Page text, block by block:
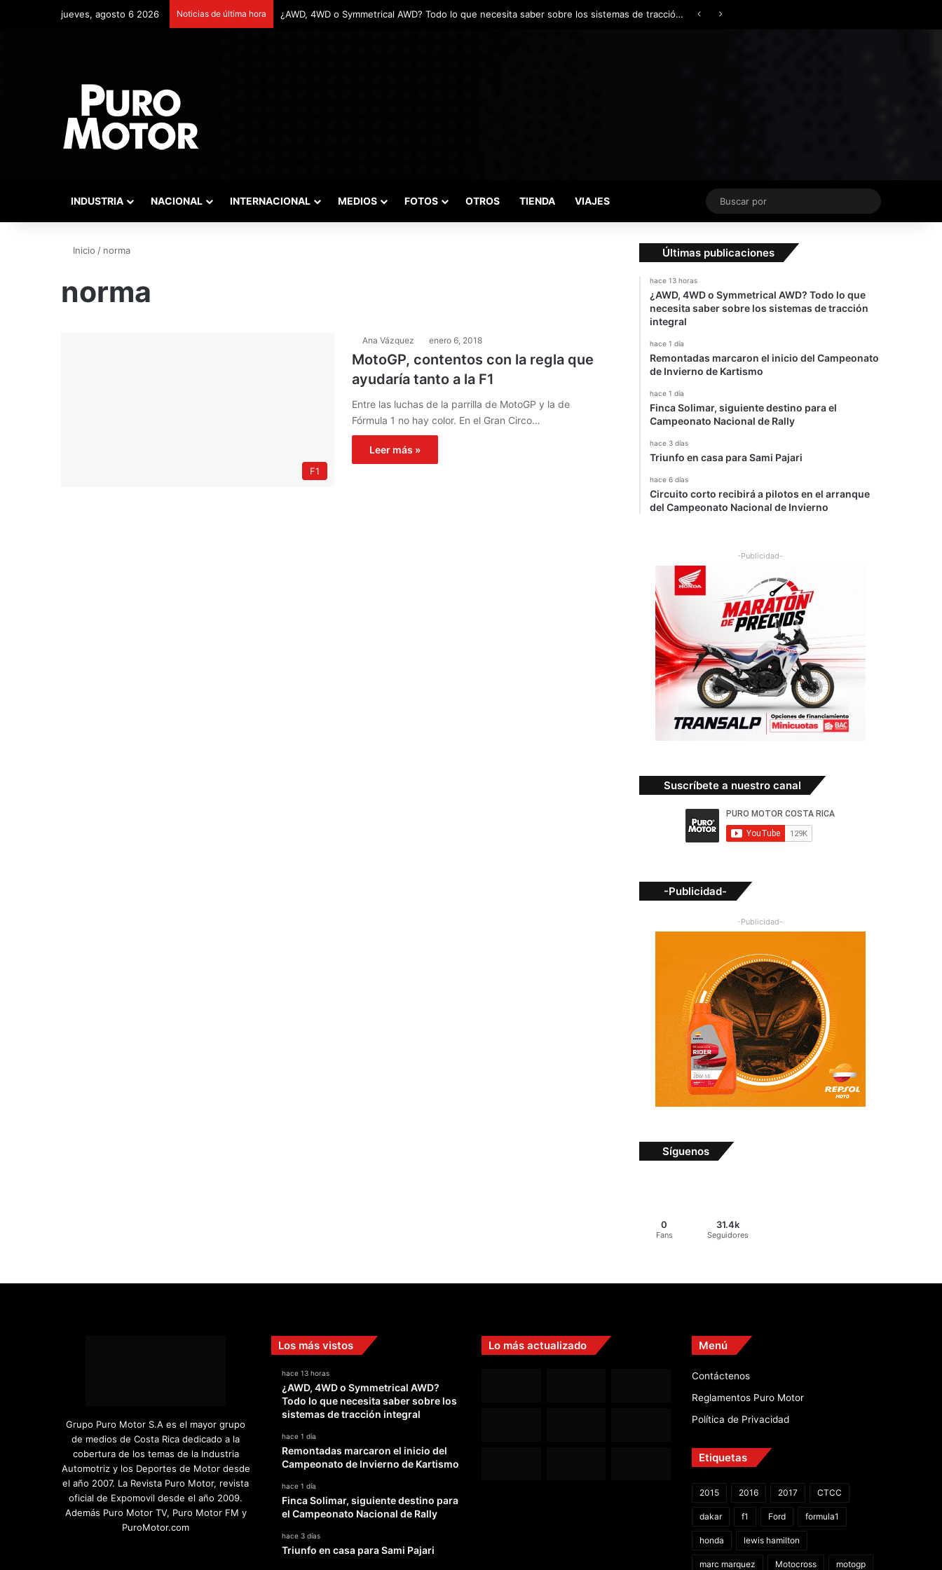
jueves, agosto 6 2026 Noticias de última hora ¿AWD, 4WD o Symmetrical AWD? Todo lo que necesita saber sobre los sistemas de tracción integral
INDUSTRIA NACIONAL INTERNACIONAL MEDIOS FOTOS OTROS TIENDA VIAJES
Buscar
por
Inicio / norma
norma
F1
Ana Vázquez enero 6, 2018
MotoGP, contentos con la regla que
ayudaría tanto a la F1
Entre las luchas de la parrilla de MotoGP y la de
Fórmula 1 no hay color. En el Gran Circo…
Leer más »
Últimas publicaciones
hace 13 horas
¿AWD, 4WD o Symmetrical AWD? Todo lo que
necesita saber sobre los sistemas de tracción
integral
hace 1 día
Remontadas marcaron el inicio del Campeonato
de Invierno de Kartismo
hace 1 día
Finca Solimar, siguiente destino para el
Campeonato Nacional de Rally
hace 3 días
Triunfo en casa para Sami Pajari
hace 6 días
Circuito corto recibirá a pilotos en el arranque
del Campeonato Nacional de Invierno
-Publicidad-
Suscríbete a nuestro canal
-Publicidad-
-Publicidad-
Síguenos
0
Fans
31.4k
Seguidores
Grupo Puro Motor S.A es el mayor grupo
de medios de Costa Rica dedicado a la
cobertura de los temas de la Industria
Automotriz y los Deportes de Motor desde
el año 2007. La Revista Puro Motor, revista
oficial de Expomovil desde el año 2009.
Además Puro Motor TV, Puro Motor FM y
PuroMotor.com
Los más vistos
hace 13 horas
¿AWD, 4WD o Symmetrical AWD?
Todo lo que necesita saber sobre los
sistemas de tracción integral
hace 1 día
Remontadas marcaron el inicio del
Campeonato de Invierno de Kartismo
hace 1 día
Finca Solimar, siguiente destino para
el Campeonato Nacional de Rally
hace 3 días
Triunfo en casa para Sami Pajari
Lo más actualizado Menú
Contáctenos
Reglamentos Puro Motor
Política de Privacidad
Etiquetas
2015 2016 2017 CTCC
dakar f1 Ford formula1
honda lewis hamilton
marc marquez Motocross motogp